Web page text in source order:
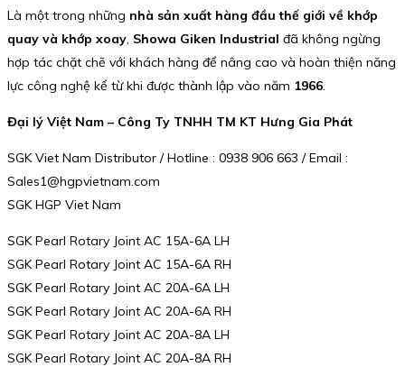
Là một trong những nhà sản xuất hàng đầu thế giới về khớp
quay và khớp xoay, Showa Giken Industrial đã không ngừng
hợp tác chặt chẽ với khách hàng để nâng cao và hoàn thiện năng
lực công nghệ kể từ khi được thành lập vào năm 1966.
Đại lý Việt Nam – Công Ty TNHH TM KT Hưng Gia Phát
SGK Viet Nam Distributor / Hotline : 0938 906 663 / Email :
Sales1@hgpvietnam.com
SGK HGP Viet Nam
SGK Pearl Rotary Joint AC 15A-6A LH
SGK Pearl Rotary Joint AC 15A-6A RH
SGK Pearl Rotary Joint AC 20A-6A LH
SGK Pearl Rotary Joint AC 20A-6A RH
SGK Pearl Rotary Joint AC 20A-8A LH
SGK Pearl Rotary Joint AC 20A-8A RH